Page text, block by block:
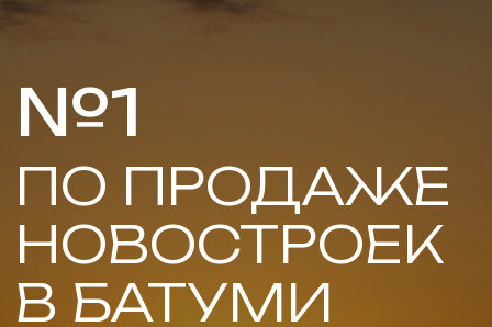
№1
ПО ПРОДАЖЕ
НОВОСТРОЕК
В БАТУМИ
недвижимости Грузии
Получить консультацию